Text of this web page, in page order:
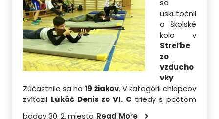
sa
uskutočnil
o školské
kolo v
Streľbe
zo
vzducho
vky.
Zúčastnilo sa ho19 žiakov. V kategórii chlapcov
zvíťazil Lukáč Denis zo VI. C triedy s počtom
bodov 30. 2. miesto Read More